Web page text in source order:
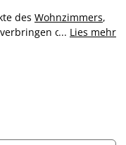
des Wohnzimmers,
oder uns vor
hast du die Wahl
einer Sofagarnitur,
Geschmack.
... Lies mehr